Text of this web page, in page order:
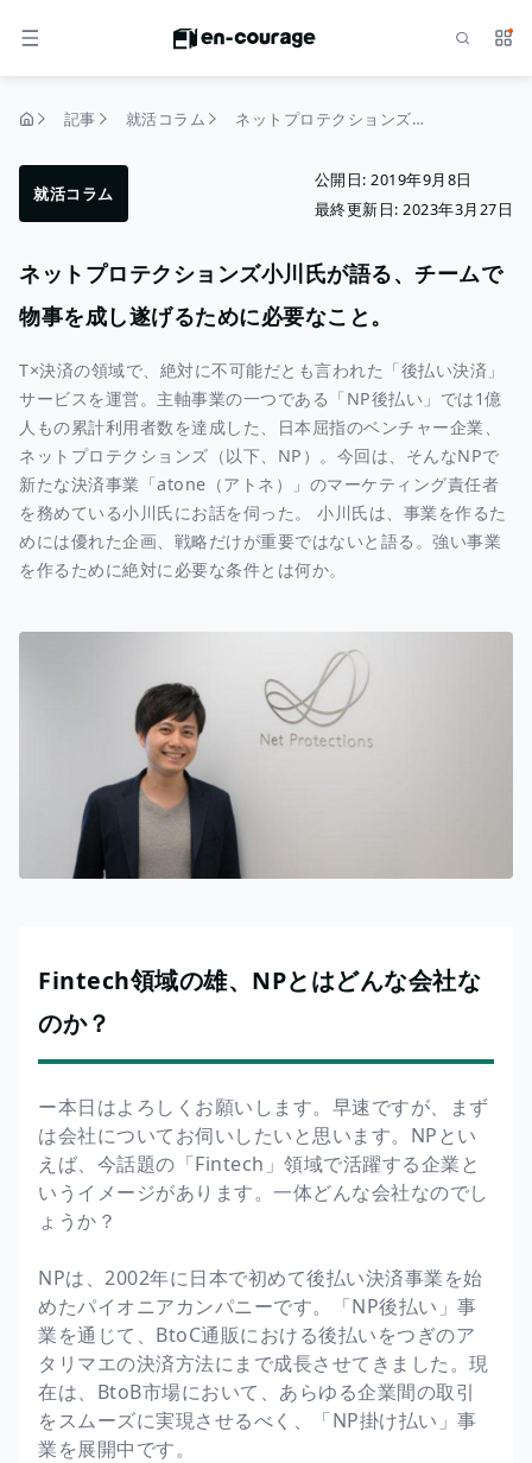
メニュー サ
記事 就活コラム ネットプロテクションズ小川氏が語る、チームで物事を成し遂げるために必要なこと。
就活コラム
公開日: 2019年9月8日
最終更新日: 2023年3月27日
ネットプロテクションズ小川氏が語る、チームで
物事を成し遂げるために必要なこと。
T×決済の領域で、絶対に不可能だとも言われた「後払い決済」
サービスを運営。主軸事業の一つである「NP後払い」では1億
人もの累計利用者数を達成した、日本屈指のベンチャー企業、
ネットプロテクションズ（以下、NP）。今回は、そんなNPで
新たな決済事業「atone（アトネ）」のマーケティング責任者
を務めている小川氏にお話を伺った。 小川氏は、事業を作るた
めには優れた企画、戦略だけが重要ではないと語る。強い事業
を作るために絶対に必要な条件とは何か。
Fintech領域の雄、NPとはどんな会社な
のか？
ー本日はよろしくお願いします。早速ですが、まず
は会社についてお伺いしたいと思います。NPとい
えば、今話題の「Fintech」領域で活躍する企業と
いうイメージがあります。一体どんな会社なのでし
ょうか？
NPは、2002年に日本で初めて後払い決済事業を始
めたパイオニアカンパニーです。「NP後払い」事
業を通じて、BtoC通販における後払いをつぎのア
タリマエの決済方法にまで成長させてきました。現
在は、BtoB市場において、あらゆる企業間の取引
をスムーズに実現させるべく、「NP掛け払い」事
業を展開中です。